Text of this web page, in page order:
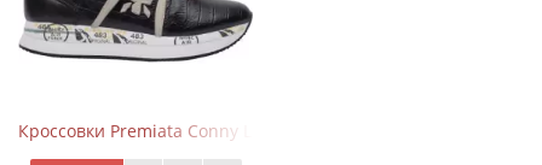
Кроссовки Premiata Conny Leather Black Brown